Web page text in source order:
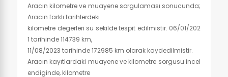
Aracın kilometre ve muayene sorgulaması sonucunda;
Aracın farklı tarihlerdeki
kilometre degerleri su sekilde tespit edilmistir. 06/01/202
1 tarihinde 114739 km,
11/08/2023 tarihinde 172985 km olarak kaydedilmistir.
Aracın kayıtlardaki muayene ve kilometre sorgusu incel
endiginde, kilometre